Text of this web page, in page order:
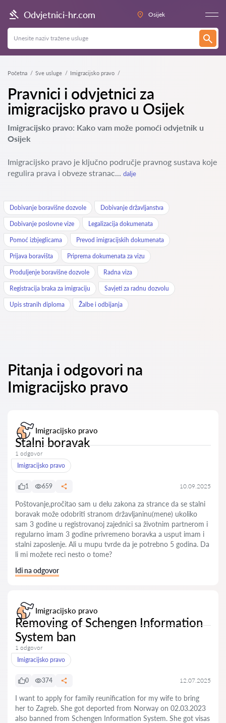
Odvjetnici-hr.com Osijek
Početna Sve usluge Imigracijsko pravo
Pravnici i odvjetnici za
imigracijsko pravo u Osijek
Imigracijsko pravo: Kako vam može pomoći odvjetnik u
Osijek
Imigracijsko pravo je ključno područje pravnog sustava koje
regulira prava i obveze stranac... dalje
Dobivanje boravišne dozvole Dobivanje državljanstva
Dobivanje poslovne vize Legalizacija dokumenata
Pomoć izbjeglicama Prevod imigracijskih dokumenata
Prijava boravišta Priprema dokumenata za vizu
Produljenje boravišne dozvole Radna viza
Registracija braka za imigraciju Savjeti za radnu dozvolu
Upis stranih diploma Žalbe i odbijanja
Pitanja i odgovori na
Imigracijsko pravo
Imigracijsko pravo
Stalni boravak
1 odgovor
Imigracijsko pravo
1 659 10.09.2025
Poštovanje,pročitao sam u delu zakona za strance da se stalni
boravak može odobriti stranom državljaninu(mene) ukoliko
sam 3 godine u registrovanoj zajednici sa životnim partnerom i
regularno imam 3 godine privremeno boravka a usput imam i
stalni zaposlenje. Ali u mupu tvrde da je potrebno 5 godina. Da
li mi možete reci nesto o tome?
Idi na odgovor
Imigracijsko pravo
Removing of Schengen Information
System ban
1 odgovor
Imigracijsko pravo
0 374 12.07.2025
I want to apply for family reunification for my wife to bring
her to Zagreb. She got deported from Norway on 02.03.2023
also banned from Schengen Information System. She got visas